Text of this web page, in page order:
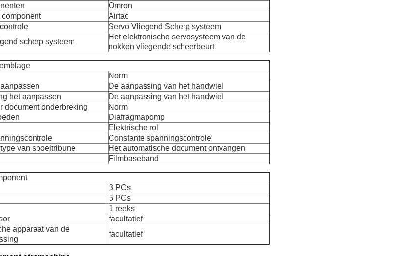
Omron
component
Airtac
Servo Vliegend Scherp systeem
scherp systeem
Het elektronische servosysteem van de
nokken vliegende scheerbeurt
Norm
De aanpassing van het handwiel
het aanpassen
De aanpassing van het handwiel
document onderbreking
Norm
Diafragmapomp
Elektrische rol
Constante spanningscontrole
van spoeltribune
Het automatische document ontvangen
Filmbaseband
3 PCs
5 PCs
1 reeks
facultatief
apparaat van de
facultatief